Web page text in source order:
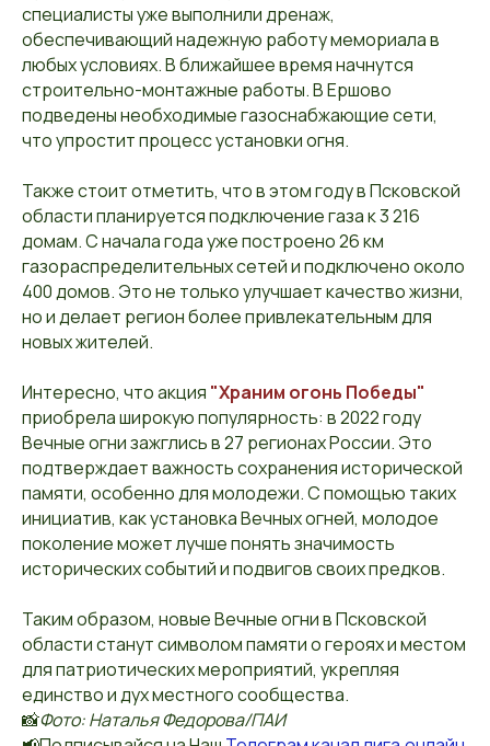
специалисты уже выполнили дренаж,
обеспечивающий надежную работу мемориала в
любых условиях. В ближайшее время начнутся
строительно-монтажные работы. В Ершово
подведены необходимые газоснабжающие сети,
что упростит процесс установки огня.
Также стоит отметить, что в этом году в Псковской
области планируется подключение газа к 3 216
домам. С начала года уже построено 26 км
газораспределительных сетей и подключено около
400 домов. Это не только улучшает качество жизни,
но и делает регион более привлекательным для
новых жителей.
Интересно, что акция "Храним огонь Победы"
приобрела широкую популярность: в 2022 году
Вечные огни зажглись в 27 регионах России. Это
подтверждает важность сохранения исторической
памяти, особенно для молодежи. С помощью таких
инициатив, как установка Вечных огней, молодое
поколение может лучше понять значимость
исторических событий и подвигов своих предков.
Таким образом, новые Вечные огни в Псковской
области станут символом памяти о героях и местом
для патриотических мероприятий, укрепляя
единство и дух местного сообщества.
📸Фото: Наталья Федорова/ПАИ